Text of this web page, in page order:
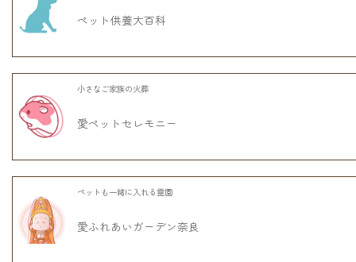
ペット供養大百科
小さなご家族の火葬
愛ペットセレモニー
ペットも一緒に入れる霊園
愛ふれあいガーデン奈良